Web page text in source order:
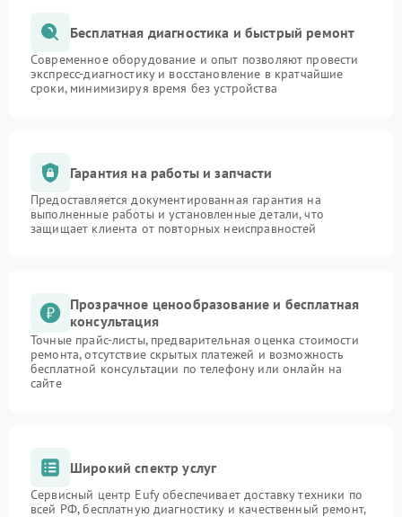
Бесплатная диагностика и быстрый ремонт
Современное оборудование и опыт позволяют провести
экспресс-диагностику и восстановление в кратчайшие
сроки, минимизируя время без устройства
Гарантия на работы и запчасти
Предоставляется документированная гарантия на
выполненные работы и установленные детали, что
защищает клиента от повторных неисправностей
Прозрачное ценообразование и бесплатная
консультация
Точные прайс-листы, предварительная оценка стоимости
ремонта, отсутствие скрытых платежей и возможность
бесплатной консультации по телефону или онлайн на
сайте
Широкий спектр услуг
Сервисный центр Eufy обеспечивает доставку техники по
всей РФ, бесплатную диагностику и качественный ремонт,